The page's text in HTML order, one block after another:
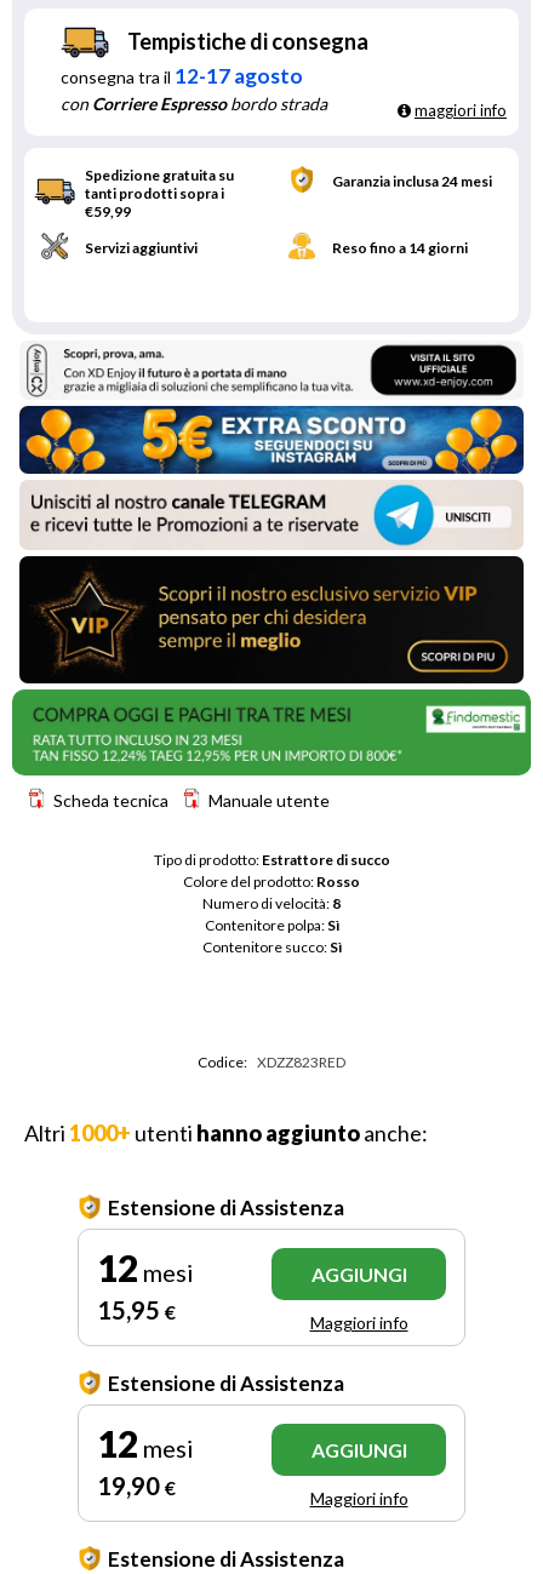
Tempistiche di consegna
consegna tra il 12-17 agosto
conCorriere Espressobordo strada maggiori info
Spedizione gratuita su
tanti prodotti sopra i
€59,99
Garanzia inclusa 24 mesi
Servizi aggiuntivi Reso fino a 14 giorni
Scheda tecnica Manuale utente
Tipo di prodotto: Estrattore di succo
Colore del prodotto: Rosso
Numero di velocità: 8
Contenitore polpa: Sì
Contenitore succo: Sì
Codice: XDZZ823RED
Altri 1000+ utenti hanno aggiuntoanche:
Estensione di Assistenza
12 mesi
15,95 €
AGGIUNGI
Maggiori info
Estensione di Assistenza
12 mesi
19,90 €
AGGIUNGI
Maggiori info
Estensione di Assistenza